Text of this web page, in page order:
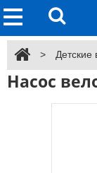
> Детские
Насос